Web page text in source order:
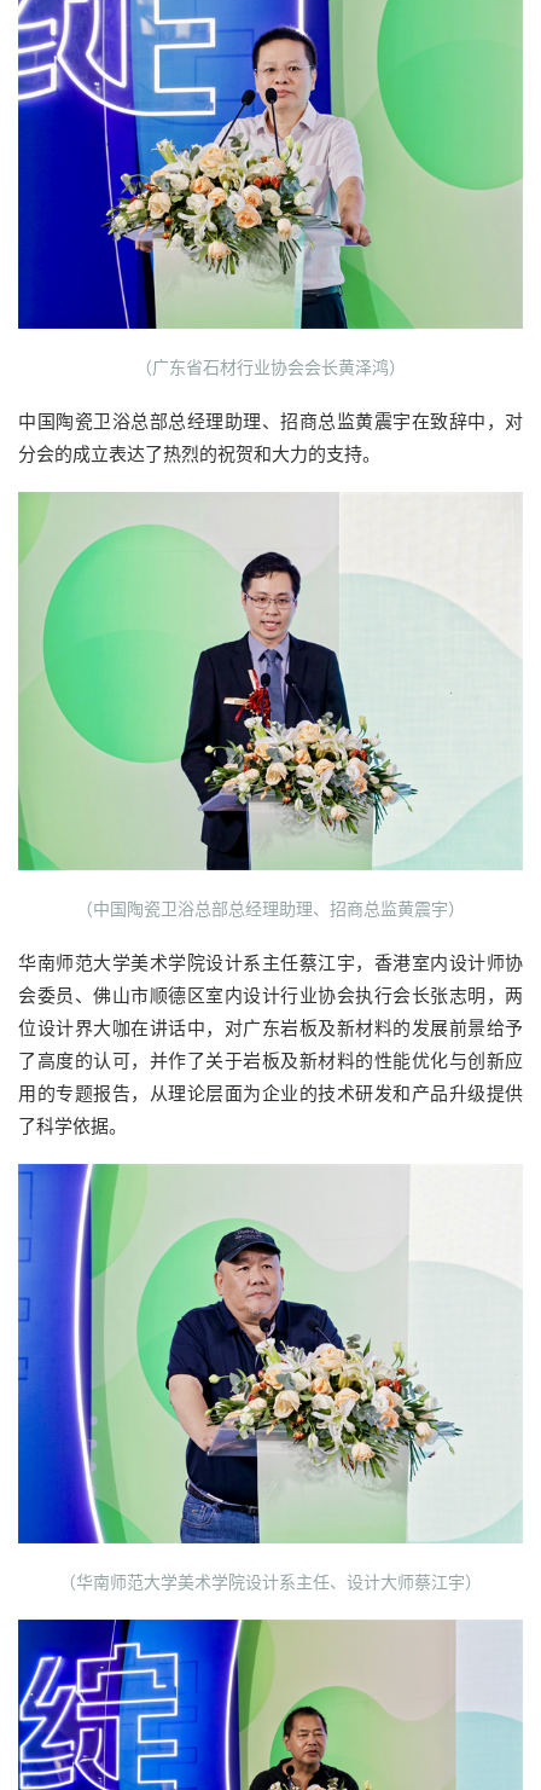
（广东省石材行业协会会长黄泽鸿）
中国陶瓷卫浴总部总经理助理、招商总监黄震宇在致辞中，对
分会的成立表达了热烈的祝贺和大力的支持。
（中国陶瓷卫浴总部总经理助理、招商总监黄震宇）
华南师范大学美术学院设计系主任蔡江宇，香港室内设计师协
会委员、佛山市顺德区室内设计行业协会执行会长张志明，两
位设计界大咖在讲话中，对广东岩板及新材料的发展前景给予
了高度的认可，并作了关于岩板及新材料的性能优化与创新应
用的专题报告，从理论层面为企业的技术研发和产品升级提供
了科学依据。
（华南师范大学美术学院设计系主任、设计大师蔡江宇）